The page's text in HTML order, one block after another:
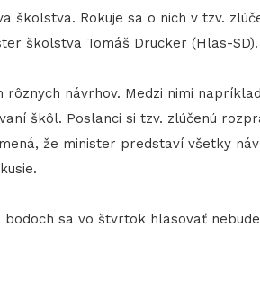
školstva. Rokuje sa o nich v tzv.
školstva Tomáš Drucker (Hlas-SD).
rôznych návrhov. Medzi nimi
škôl. Poslanci si tzv. zlúčenú
že minister predstaví všetky
sa vo štvrtok hlasovať